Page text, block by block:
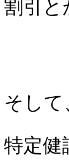
割引と
そして
特定健